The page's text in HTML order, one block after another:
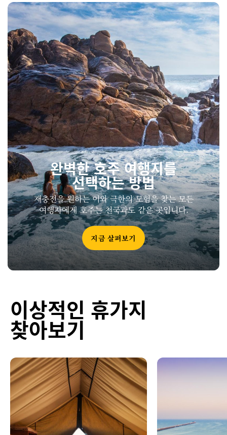
완벽한 호주 여행지를
선택하는 방법
재충전을 원하는 이와 극한의 모험을 찾는 모든
여행자에게 호주는 천국과도 같은 곳입니다.
지금 살펴보기
이상적인 휴가지
찾아보기